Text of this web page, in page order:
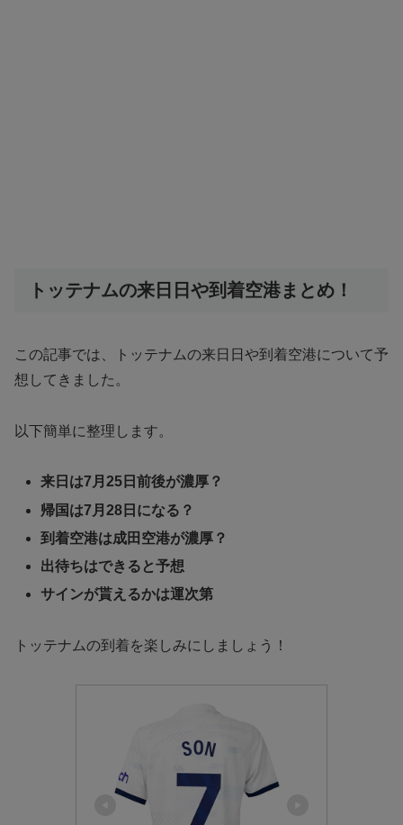
トッテナムの来日日や到着空港まとめ！
この記事では、トッテナムの来日日や到着空港について予
想してきました。
以下簡単に整理します。
来日は7月25日前後が濃厚？
帰国は7月28日になる？
到着空港は成田空港が濃厚？
出待ちはできると予想
サインが貰えるかは運次第
トッテナムの到着を楽しみにしましょう！